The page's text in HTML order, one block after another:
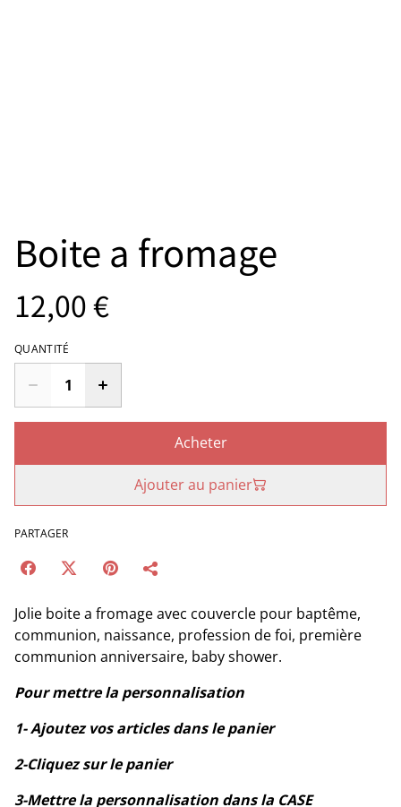
Boite a fromage
12,00 €
QUANTITÉ
Acheter
Ajouter au panier
PARTAGER
Jolie boite a fromage avec couvercle pour baptême,
communion, naissance, profession de foi, première
communion anniversaire, baby shower.
Pour mettre la personnalisation
1- Ajoutez vos articles dans le panier
2-Cliquez sur le panier
3-Mettre la personnalisation dans la CASE